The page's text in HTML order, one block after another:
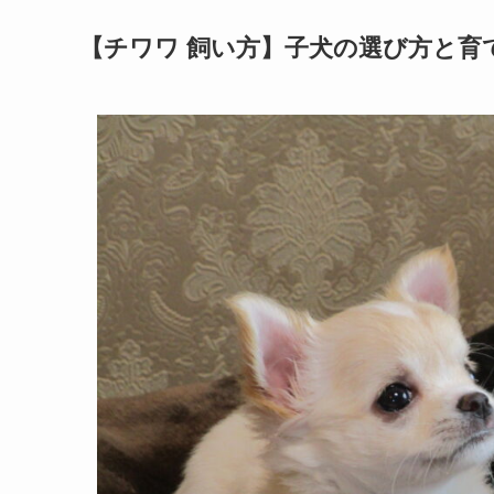
【チワワ 飼い方】子犬の選び方と育